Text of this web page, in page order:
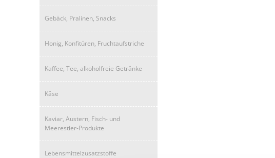
Gebäck, Pralinen, Snacks
Honig, Konfitüren, Fruchtaufstriche
Kaffee, Tee, alkoholfreie Getränke
Käse
Kaviar, Austern, Fisch- und
Meerestier-Produkte
Lebensmittelzusatzstoffe